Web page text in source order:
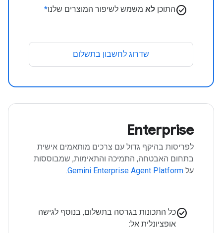
check_circleהתוכן לא משמש לשיפור המוצרים שלנו*
שדרוג לחשבון בתשלום
Enterprise
לפריסות בהיקף גדול עם צרכים מותאמים אישית
בתחום האבטחה, התמיכה והתאימות, שמבוססות
על Gemini Enterprise Agent Platform
.
check_circleכל התכונות בגרסה בתשלום, בנוסף לגישה
אופציונלית אל: